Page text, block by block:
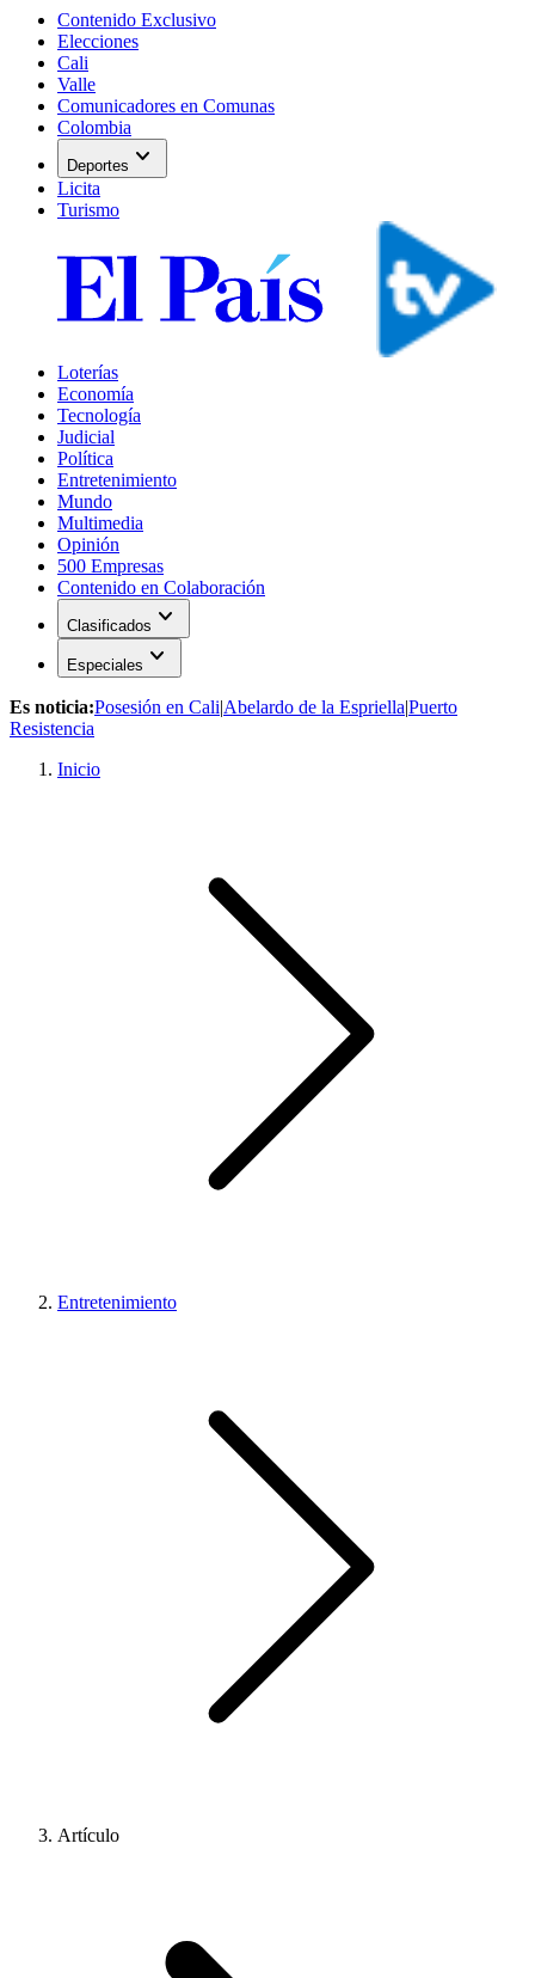
Contenido Exclusivo
Elecciones
Cali
Valle
Comunicadores en Comunas
Colombia
Deportes expand_more
Licita
Turismo
Loterías
Economía
Tecnología
Judicial
Política
Entretenimiento
Mundo
Multimedia
Opinión
500 Empresas
Contenido en Colaboración
Clasificados expand_more
Especiales expand_more
Es noticia:Posesión en Cali|Abelardo de la Espriella|Puerto
Resistencia
Inicio
Entretenimiento
Artículo